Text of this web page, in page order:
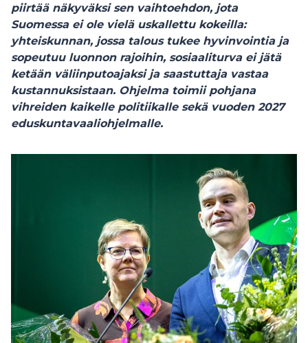
piirtää näkyväksi sen vaihtoehdon, jota
Suomessa ei ole vielä uskallettu kokeilla:
yhteiskunnan, jossa talous tukee hyvinvointia ja
sopeutuu luonnon rajoihin, sosiaaliturva ei jätä
ketään väliinputoajaksi ja saastuttaja vastaa
kustannuksistaan. Ohjelma toimii pohjana
vihreiden kaikelle politiikalle sekä vuoden 2027
eduskuntavaaliohjelmalle.